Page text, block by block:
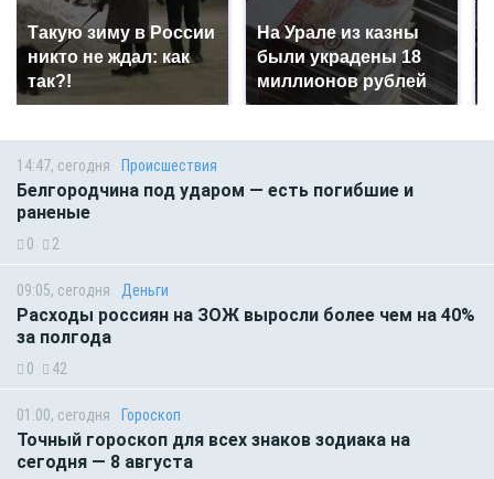
Такую зиму в России
никто не ждал: как
так?!
На Урале из казны
были украдены 18
миллионов рублей
14:47, сегодня Происшествия
Белгородчина под ударом — есть погибшие и
раненые
0 2
09:05, сегодня Деньги
Расходы россиян на ЗОЖ выросли более чем на 40%
за полгода
0 42
01:00, сегодня Гороскоп
Точный гороскоп для всех знаков зодиака на
сегодня — 8 августа